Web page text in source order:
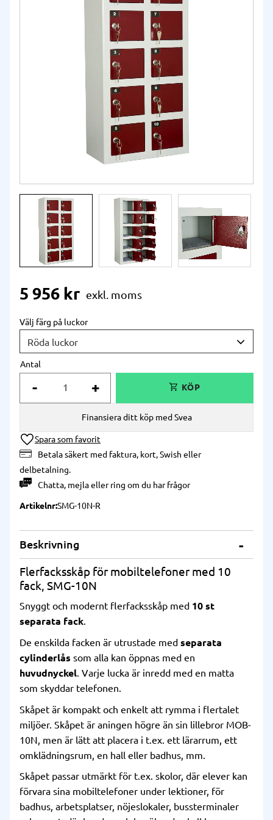
5 956 kr
Välj färg på luckor
Antal
+
-
Lägg till i önskelista
Betala säkert med faktura, kort, Swish eller
delbetalning.
Chatta, mejlaellerring om du har frågor
Finansiera ditt köp med Svea
ArtikelnrSMG-10N-R
Beskrivning
Flerfacksskåp för mobiltelefoner med 10
fack, SMG-10N
Snyggt och modernt flerfacksskåp med 10 st
separata fack.
De enskilda facken är utrustade med separata
cylinderlås som alla kan öppnas med en
huvudnyckel. Varje lucka är inredd med en matta
som skyddar telefonen.
Skåpet är kompakt och enkelt att rymma i flertalet
miljöer. Skåpet är aningen högre än sin lillebror MOB-
10N, men är lätt att placera i t.ex. ett lärarrum, ett
omklädningsrum, en hall eller badhus, mm.
Skåpet passar utmärkt för t.ex. skolor, där elever kan
förvara sina mobiltelefoner under lektioner, för
badhus, arbetsplatser, nöjeslokaler, bussterminaler